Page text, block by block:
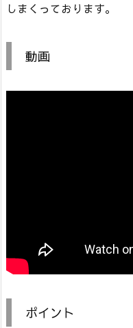
しまくっております。
動画
ポイント